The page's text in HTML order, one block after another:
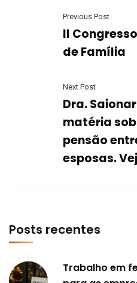
Previous Post
II
de Família
Next Post
Dra.
matéria
pensão
esposas.
Posts recentes
Trabalho em